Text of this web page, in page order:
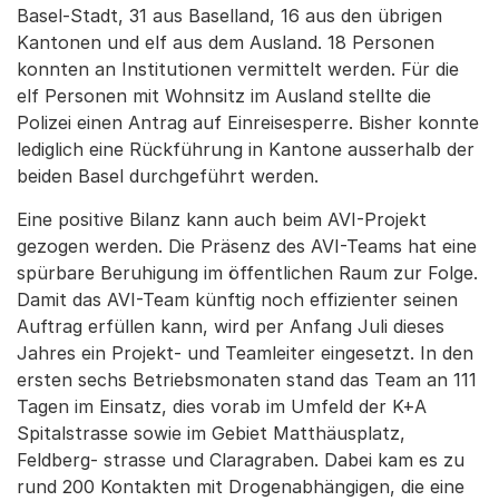
Basel-Stadt, 31 aus Baselland, 16 aus den übrigen
Kantonen und elf aus dem Ausland. 18 Personen
konnten an Institutionen vermittelt werden. Für die
elf Personen mit Wohnsitz im Ausland stellte die
Polizei einen Antrag auf Einreisesperre. Bisher konnte
lediglich eine Rückführung in Kantone ausserhalb der
beiden Basel durchgeführt werden.
Eine positive Bilanz kann auch beim AVI-Projekt
gezogen werden. Die Präsenz des AVI-Teams hat eine
spürbare Beruhigung im öffentlichen Raum zur Folge.
Damit das AVI-Team künftig noch effizienter seinen
Auftrag erfüllen kann, wird per Anfang Juli dieses
Jahres ein Projekt- und Teamleiter eingesetzt. In den
ersten sechs Betriebsmonaten stand das Team an 111
Tagen im Einsatz, dies vorab im Umfeld der K+A
Spitalstrasse sowie im Gebiet Matthäusplatz,
Feldberg- strasse und Claragraben. Dabei kam es zu
rund 200 Kontakten mit Drogenabhängigen, die eine